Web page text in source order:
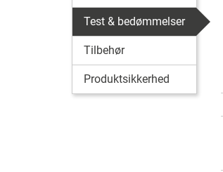
Test & bedømmelser
Tilbehør
Produktsikkerhed